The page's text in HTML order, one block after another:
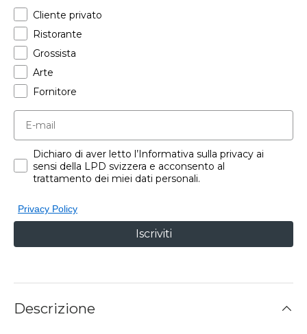
Cliente privato
Ristorante
Grossista
Arte
Fornitore
Dichiaro di aver letto l’Informativa sulla privacy ai
sensi della LPD svizzera e acconsento al
trattamento dei miei dati personali.
Privacy Policy
Iscriviti
Descrizione